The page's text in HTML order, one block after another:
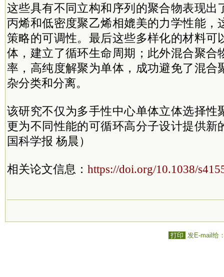
这些具有不同立构和序列的聚合物表现出
丙烯和低密度聚乙烯相媲美的力学性能，
策略的可调性。最后这些多样化的材料可
体，建立了循环生命周期；此外混合聚合
率，高纯度解聚为单体，成功避免了混合
杂分类和分离。
该研究不仅为多手性中心单体立体选择性
更为不同性能的可循环高分子设计提供新
国科学报 杨晨）
相关论文信息： https://doi.org/10.1038/
打印 发E-mail给